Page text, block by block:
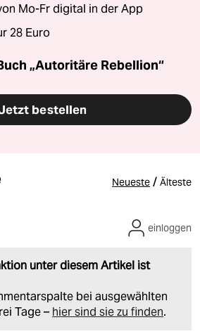
Mo-Fr digital in der App
28 Euro
„Autoritäre Rebellion“
bestellen
Neueste / Älteste
unter diesem Artikel ist
bei ausgewählten
Tage – hier sind sie zu finden.
einloggen